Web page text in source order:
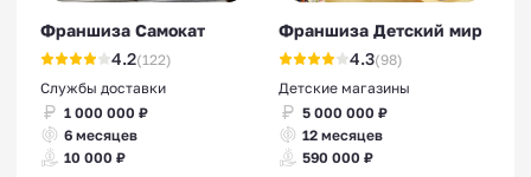
Франшиза Самокат
4.2(122)
Службы доставки
1 000 000 ₽
6 месяцев
10 000 ₽
Франшиза Детский мир
4.3(98)
Детские магазины
5 000 000 ₽
12 месяцев
590 000 ₽